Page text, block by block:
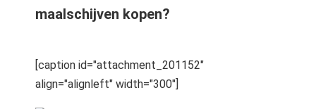
maalschijven kopen?
[caption id="attachment_201152"
align="alignleft" width="300"]